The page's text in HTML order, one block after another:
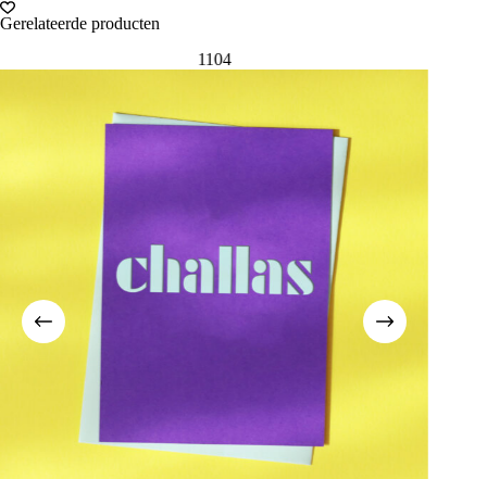
Gerelateerde producten
1104